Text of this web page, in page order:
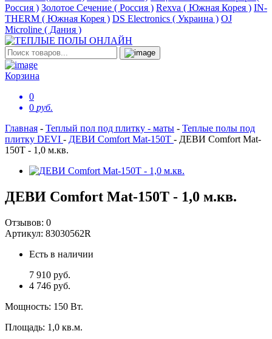
Россия ) Золотое Сечение ( Россия ) Rexva ( Южная Корея ) IN-
THERM ( Южная Корея ) DS Electronics ( Украина ) OJ
Microline ( Дания )
Корзина
0
0 руб.
Главная - Теплый пол под плитку - маты - Теплые полы под
плитку DEVI - ДЕВИ Comfort Mat-150T - ДЕВИ Comfort Mat-
150T - 1,0 м.кв.
ДЕВИ Comfort Mat-150T - 1,0 м.кв.
Отзывов: 0
Артикул: 83030562R
Есть в наличии
7 910 руб.
4 746 руб.
Мощность: 150 Вт.
Площадь: 1,0 кв.м.